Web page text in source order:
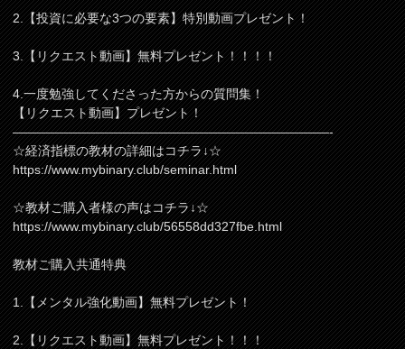
2.【投資に必要な3つの要素】特別動画プレゼント！
3.【リクエスト動画】無料プレゼント！！！！
4.一度勉強してくださった方からの質問集！
【リクエスト動画】プレゼント！
—————————————————————————-
☆経済指標の教材の詳細はコチラ↓☆
https://www.mybinary.club/seminar.html
☆教材ご購入者様の声はコチラ↓☆
https://www.mybinary.club/56558dd327fbe.html
教材ご購入共通特典
1.【メンタル強化動画】無料プレゼント！
2.【リクエスト動画】無料プレゼント！！！